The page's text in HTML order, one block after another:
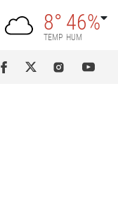
8°
TEMP
46%
HUM